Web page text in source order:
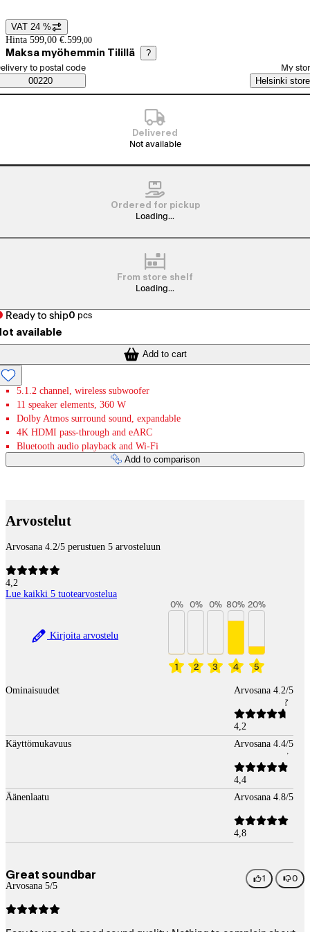
Price details
VAT 24 %
Hinta 599,00 €. 599,00
Maksa myöhemmin Tilillä ?
Saatavuustiedot
order method
to postal code
00220
My
Helsinki store
Delivered
Not available
Ordered for pickup
Loading...
From store shelf
Loading...
Ready to ship0 pcs
available
Add to cart
5.1.2 channel, wireless subwoofer
11 speaker elements, 360 W
Dolby Atmos surround sound, expandable
4K HDMI pass-through and eARC
Bluetooth audio playback and Wi-Fi
Add to comparison
Arvostelut
Arvosana 4.2/5 perustuen 5 arvosteluun
4,2
Lue kaikki 5 tuotearvostelua
Kirjoita arvostelu
1
0%
2
0%
3
0%
4
80%
5
20%
Ominaisuudet Arvosana 4.2/5
4,2
Käyttömukavuus
Arvosana 4.4/5
4,4
Äänenlaatu
Arvosana 4.8/5
4,8
Great soundbar
Arvosana 5/5
1 0